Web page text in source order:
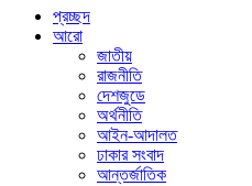
প্রচ্ছদ
আরো
জাতীয়
রাজনীতি
দেশজুডে
অর্থনীতি
আইন-আদালত
ঢাকার সংবাদ
আন্তর্জাতিক